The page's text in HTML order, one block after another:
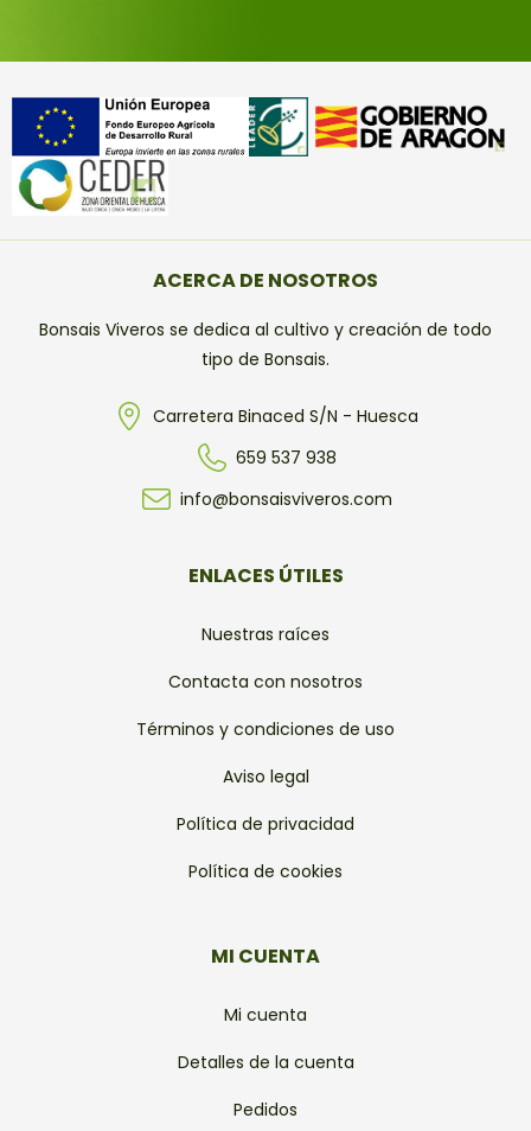
ACERCA DE NOSOTROS
Bonsais Viveros se dedica al cultivo y creación de todo
tipo de Bonsais.
Carretera Binaced S/N - Huesca
659 537 938
info@bonsaisviveros.com
ENLACES ÚTILES
Nuestras raíces
Contacta con nosotros
Términos y condiciones de uso
Aviso legal
Política de privacidad
Política de cookies
MI CUENTA
Mi cuenta
Detalles de la cuenta
Pedidos